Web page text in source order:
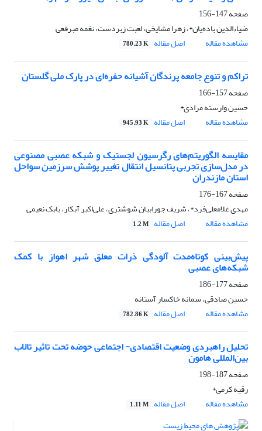
صفحه147-156
ضیاءالدین باده‌یان*، زهرا مشایخی، لعبت زبردست، نغمه مبرقعی
مشاهده مقاله
اصل مقاله 780.23 K
تراکم و تنوع جامعه پرندگان آشیانه حفره‌ای در پارک ملی گلستان
صفحه157-166
حسین وارسته مرادی*
مشاهده مقاله
اصل مقاله 945.93 K
مقایسه الگوریتم‌های رگرسیون لجستیک و شبکه عصبی مصنوعی
در مدل‌سازی تجربی پتانسیل انتقال تغییر پوشش سرزمین سواحل
استان مازندران
صفحه167-176
مهدی غلامعلی‌فرد*، شریف جورابیان شوشتری، علی‌اکبر آبکار، بابک نعیمی
مشاهده مقاله
اصل مقاله 1.2 M
پیش‌بینی کوتاه‌مدت آلودگی ذرات معلق شهر اهواز با کمک
شبکه‌های عصبی
صفحه177-186
حسین صادقی، سمانه خاکسار آستانه
مشاهده مقاله
اصل مقاله 782.86 K
تحلیل راهبردی وضعیت اقتصادی- اجتماعی حوضه تحت تاثیر تالاب
بین‌المللی هامون
صفحه187-198
رقیه کرمی*
مشاهده مقاله
اصل مقاله 1.11 M